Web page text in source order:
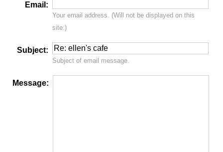
Email:
Your email address. (Will notbe displayed on this
site.)
Subject:
Subject of email message.
Message: